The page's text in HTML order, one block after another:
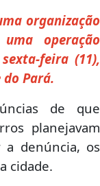
organização
operação
feira (11),
Pará.
de que
planejavam
a denúncia, os
cidade.